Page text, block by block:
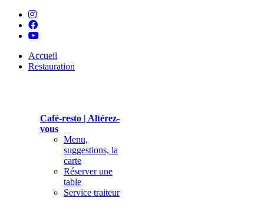
Accueil
Restauration
Café-resto | Altérez-
vous
Menu,
suggestions, la
carte
Réserver une
table
Service traiteur